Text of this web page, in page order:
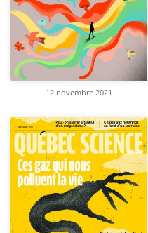
12 novembre 2021